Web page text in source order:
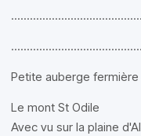
Petite auberge
Le mont St Odile
Avec vu sur la plaine